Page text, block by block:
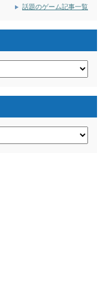
話題のゲーム記事一覧